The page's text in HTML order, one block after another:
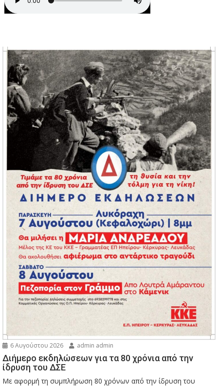
6 Αυγούστου 2026 admin admin
Διήμερο εκδηλώσεων για τα 80 χρόνια από την
ίδρυση του ΔΣΕ
Με αφορμή τη συμπλήρωση 80 χρόνων από την ίδρυση του